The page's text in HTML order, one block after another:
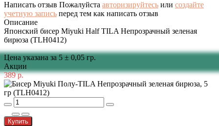
Написать отзыв Пожалуйста авторизируйтесь или создайте
учетную запись перед тем как написать отзыв
Описание
Японский бисер Miyuki Half TILA Непрозрачный зеленая
бирюза (TLH0412)
Цена указана за 5 ± 0,05 гр.
Акции
389 р.
Купить